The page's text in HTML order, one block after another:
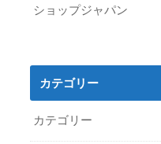
ショップジャパン
カテゴリー
カテゴリー